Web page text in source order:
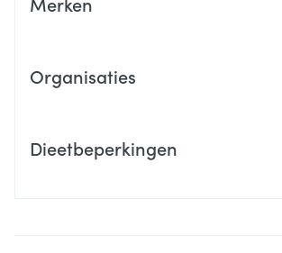
Organisaties
Dieetbeperkingen